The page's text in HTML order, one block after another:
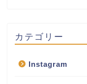
カテゴリー
Instagram